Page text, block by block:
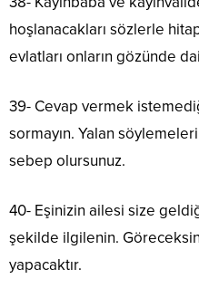
hoşlanacakları sözlerle
evlatları onların gözünde
39- Cevap vermek
sormayın. Yalan
sebep olursunuz.
40- Eşinizin ailesi size
şekilde ilgilenin.
yapacaktır.